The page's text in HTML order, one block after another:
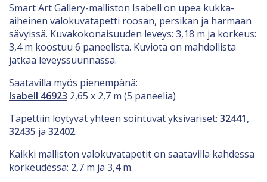
Smart Art Gallery-malliston Isabell on upea kukka-
aiheinen valokuvatapetti roosan, persikan ja harmaan
sävyissä. Kuvakokonaisuuden leveys: 3,18 m ja korkeus:
3,4 m koostuu 6 paneelista. Kuviota on mahdollista
jatkaa leveyssuunnassa.
Saatavilla myös pienempänä:
Isabell 46923 2,65 x 2,7 m (5 paneelia)
Tapettiin löytyvät yhteen sointuvat yksiväriset: 32441,
32435 ja 32402.
Kaikki malliston valokuvatapetit on saatavilla kahdessa
korkeudessa: 2,7 m ja 3,4 m.